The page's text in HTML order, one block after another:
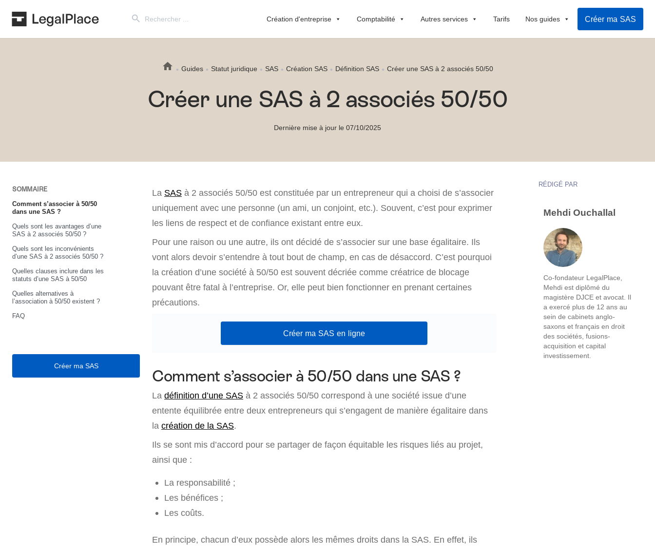
for:
Création d'entreprise Comptabilité Autres services Tarifs Nos guides Créer ma SAS
Guides Statut juridique SAS Création SAS Définition SAS Créer une SAS à 2 associés 50/50
Créer une SAS à 2 associés 50/50
Dernière mise à jour le 07/10/2025
SOMMAIRE
Comment s’associer à 50/50
dans une SAS ?
Quels sont les avantages d’une
SAS à 2 associés 50/50 ?
Quels sont les inconvénients
d’une SAS à 2 associés 50/50 ?
Quelles clauses inclure dans les
statuts d’une SAS à 50/50
Quelles alternatives à
l’association à 50/50 existent ?
FAQ
Créer ma SAS
La SAS à 2 associés 50/50 est constituée par un entrepreneur qui a choisi de s’associer
uniquement avec une personne (un ami, un conjoint, etc.). Souvent, c’est pour exprimer
les liens de respect et de confiance existant entre eux.
Pour une raison ou une autre, ils ont décidé de s’associer sur une base égalitaire. Ils
vont alors devoir s’entendre à tout bout de champ, en cas de désaccord. C’est pourquoi
la création d’une société à 50/50 est souvent décriée comme créatrice de blocage
pouvant être fatal à l’entreprise. Or, elle peut bien fonctionner en prenant certaines
précautions.
Créer ma SAS en ligne
Comment s’associer à 50/50 dans une SAS ?
La définition d’une SAS à 2 associés 50/50 correspond à une société issue d’une
entente équilibrée entre deux entrepreneurs qui s’engagent de manière égalitaire dans
la création de la SAS.
Ils se sont mis d’accord pour se partager de façon équitable les risques liés au projet,
ainsi que :
La responsabilité ;
Les bénéfices ;
Les coûts.
En principe, chacun d’eux possède alors les mêmes droits dans la SAS. En effet, ils
RÉDIGÉ PAR
Mehdi Ouchallal
Co-fondateur LegalPlace,
Mehdi est diplômé du
magistère DJCE et avocat. Il
a exercé plus de 12 ans au
sein de cabinets anglo-
saxons et français en droit
des sociétés, fusions-
acquisition et capital
investissement.